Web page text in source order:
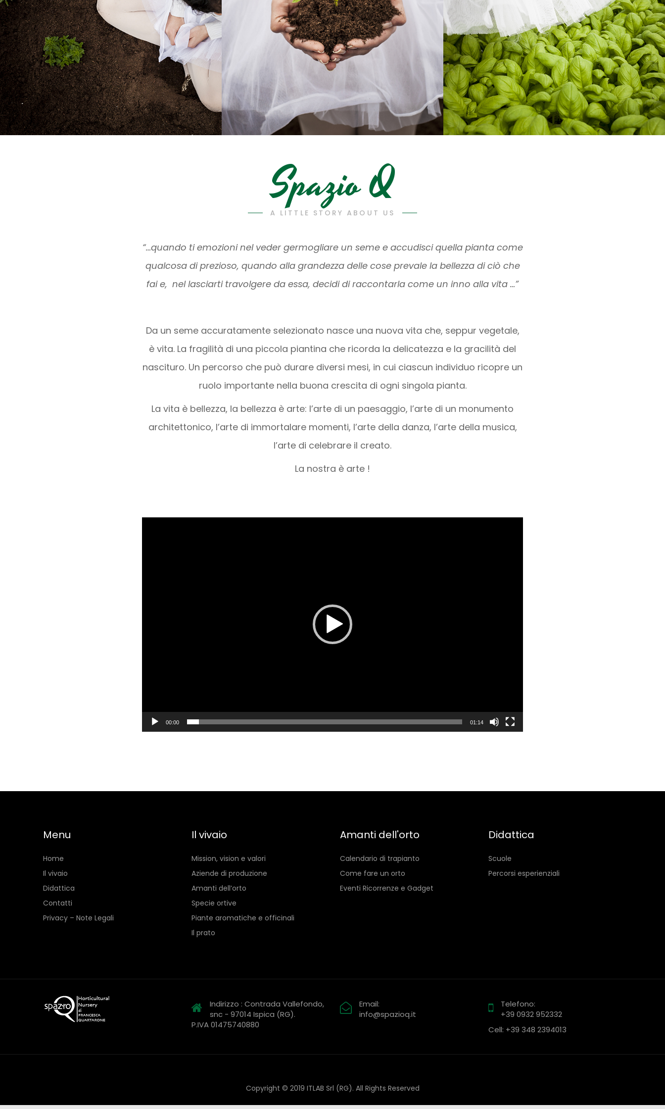
Spazio Q
A LITTLE STORY ABOUT US
“…quando ti emozioni nel veder germogliare un seme e accudisci quella pianta come
qualcosa di prezioso, quando alla grandezza delle cose prevale la bellezza di ciò che
fai e, nel lasciarti travolgere da essa, decidi di raccontarla come un inno alla vita …”
Da un seme accuratamente selezionato nasce una nuova vita che, seppur vegetale,
è vita. La fragilità di una piccola piantina che ricorda la delicatezza e la gracilità del
nascituro. Un percorso che può durare diversi mesi, in cui ciascun individuo ricopre un
ruolo importante nella buona crescita di ogni singola pianta.
La vita è bellezza, la bellezza è arte: l’arte di un paesaggio, l’arte di un monumento
architettonico, l’arte di immortalare momenti, l’arte della danza, l’arte della musica,
l’arte di celebrare il creato.
La nostra è arte !
00:00 01:14
Menu
Home
Il vivaio
Didattica
Contatti
Privacy – Note Legali
Il vivaio
Mission, vision e valori
Aziende di produzione
Amanti dell’orto
Specie ortive
Piante aromatiche e officinali
Il prato
Amanti dell'orto
Calendario di trapianto
Come fare un orto
Eventi Ricorrenze e Gadget
Didattica
Scuole
Percorsi esperienziali
Indirizzo : Contrada Vallefondo,
snc - 97014 Ispica (RG).
P.IVA 01475740880
Email:
info@spazioq.it
Telefono:
+39 0932 952332
Cell: +39 348 2394013
Copyright © 2019 ITLAB Srl (RG). All Rights Reserved